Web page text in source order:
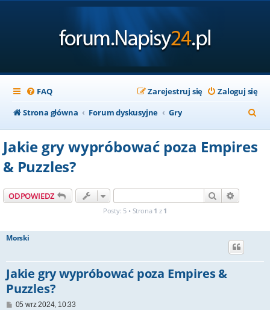
FAQ Zaloguj się
Zarejestruj się
Strona główna
Forum dyskusyjne Gry
z
Jakie gry wypróbować poza Empires
& Puzzles?
ODPOWIEDZ Szukaj
Posty: 5 • Strona 1 z 1
Morski
Jakie gry wypróbować poza Empires &
Puzzles?
P05 wrz 2024, 10:33